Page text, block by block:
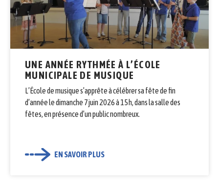
UNE ANNÉE RYTHMÉE À L’ÉCOLE
MUNICIPALE DE MUSIQUE
L’École de musique s’apprête à célébrer sa fête de fin
d’année le dimanche 7 juin 2026 à 15 h, dans la salle des
fêtes, en présence d’un public nombreux.
EN SAVOIR PLUS